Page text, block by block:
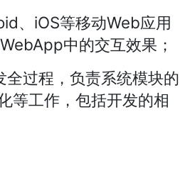
、iOS等移动Web应用
中的交互效果；
全过程，负责系统模块的
等工作，包括开发的相